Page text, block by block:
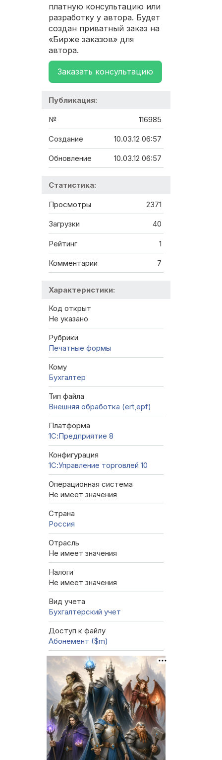
платную консультацию или
разработку у автора. Будет
создан приватный заказ на
«Бирже заказов» для
автора.
Заказать консультацию
Публикация:
№ 116985
Создание 10.03.12 06:57
Обновление 10.03.12 06:57
Статистика:
Просмотры 2371
Загрузки 40
Рейтинг 1
Комментарии 7
Характеристики:
Код открыт
Не указано
Рубрики
Печатные формы
Кому
Бухгалтер
Тип файла
Внешняя обработка (ert,epf)
Платформа
1С:Предприятие 8
Конфигурация
1С:Управление торговлей 10
Операционная система
Не имеет значения
Страна
Россия
Отрасль
Не имеет значения
Налоги
Не имеет значения
Вид учета
Бухгалтерский учет
Доступ к файлу
Абонемент ($m)